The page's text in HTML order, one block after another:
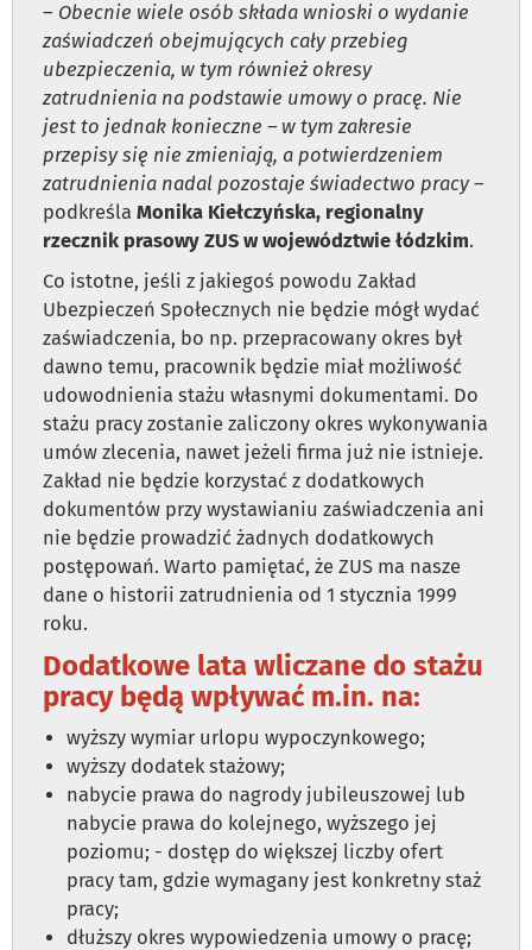
– Obecnie wiele osób składa wnioski o wydanie
zaświadczeń obejmujących cały przebieg
ubezpieczenia, w tym również okresy
zatrudnienia na podstawie umowy o pracę. Nie
jest to jednak konieczne – w tym zakresie
przepisy się nie zmieniają, a potwierdzeniem
zatrudnienia nadal pozostaje świadectwo pracy–
podkreśla Monika Kiełczyńska, regionalny
rzecznik prasowy ZUS w województwie łódzkim.
Co istotne, jeśli z jakiegoś powodu Zakład
Ubezpieczeń Społecznych nie będzie mógł wydać
zaświadczenia, bo np. przepracowany okres był
dawno temu, pracownik będzie miał możliwość
udowodnienia stażu własnymi dokumentami. Do
stażu pracy zostanie zaliczony okres wykonywania
umów zlecenia, nawet jeżeli firma już nie istnieje.
Zakład nie będzie korzystać z dodatkowych
dokumentów przy wystawianiu zaświadczenia ani
nie będzie prowadzić żadnych dodatkowych
postępowań. Warto pamiętać, że ZUS ma nasze
dane o historii zatrudnienia od 1 stycznia 1999
roku.
Dodatkowe lata wliczane do stażu
pracy będą wpływać m.in. na:
wyższy wymiar urlopu wypoczynkowego;
wyższy dodatek stażowy;
nabycie prawa do nagrody jubileuszowej lub
nabycie prawa do kolejnego, wyższego jej
poziomu; - dostęp do większej liczby ofert
pracy tam, gdzie wymagany jest konkretny staż
pracy;
dłuższy okres wypowiedzenia umowy o pracę;